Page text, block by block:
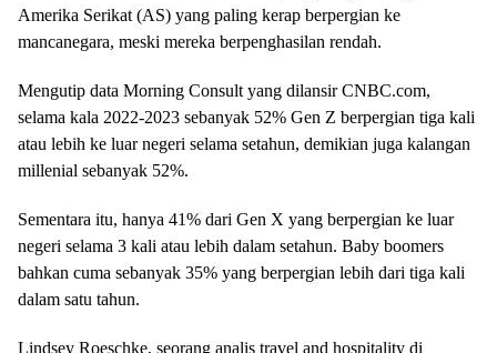
Amerika Serikat (AS) yang paling kerap berpergian ke
mancanegara, meski mereka berpenghasilan rendah.
Mengutip data Morning Consult yang dilansir CNBC.com,
selama kala 2022-2023 sebanyak 52% Gen Z berpergian tiga kali
atau lebih ke luar negeri selama setahun, demikian juga kalangan
millenial sebanyak 52%.
Sementara itu, hanya 41% dari Gen X yang berpergian ke luar
negeri selama 3 kali atau lebih dalam setahun. Baby boomers
bahkan cuma sebanyak 35% yang berpergian lebih dari tiga kali
dalam satu tahun.
Lindsey Roeschke, seorang analis travel and hospitality di